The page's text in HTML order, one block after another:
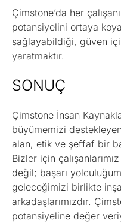
Çimstone’da her
potansiyelini ortaya
sağlayabildiği, güven
yaratmaktır.
SONUÇ
Çimstone İnsan
büyümemizi
alan, etik ve şeffaf bir
Bizler için
değil; başarı
geleceğimizi birlikte
arkadaşlarımızdır.
potansiyeline değer